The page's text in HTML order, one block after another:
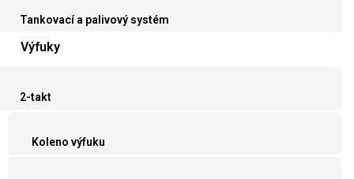
Tankovací a palivový systém
Výfuky
2-takt
Koleno výfuku